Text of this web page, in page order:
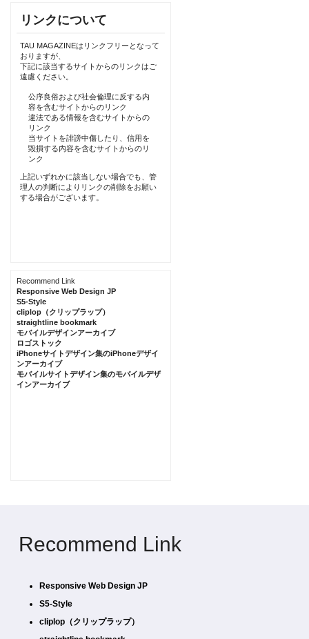
リンクについて
TAU MAGAZINEはリンクフリーとなって
おりますが、
下記に該当するサイトからのリンクはご
遠慮ください。
公序良俗および社会倫理に反する内
容を含むサイトからのリンク
違法である情報を含むサイトからの
リンク
当サイトを誹謗中傷したり、信用を
毀損する内容を含むサイトからのリ
ンク
上記いずれかに該当しない場合でも、管
理人の判断によりリンクの削除をお願い
する場合がございます。
Recommend Link
Responsive Web Design JP
S5-Style
cliplop（クリップラップ）
straightline bookmark
モバイルデザインアーカイブ
ロゴストック
iPhoneサイトデザイン集のiPhoneデザイ
ンアーカイブ
モバイルサイトデザイン集のモバイルデザ
インアーカイブ
Recommend Link
Responsive Web Design JP
S5-Style
cliplop（クリップラップ）